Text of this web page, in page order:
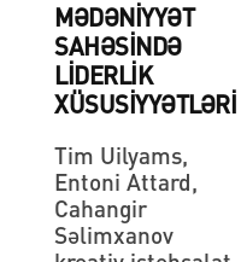
MƏDƏNİYYƏT
SAHƏSİNDƏ
LİDERLİK
XÜSUSİYYƏTLƏRİ
Tim Uilyams,
Entoni Attard,
Cahangir
Səlimxanov